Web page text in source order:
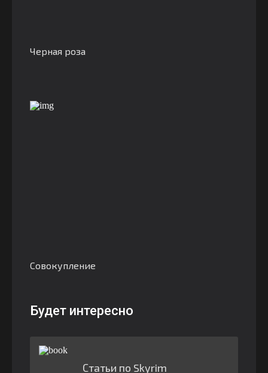
Черная роза
Совокупление
Будет интересно
Статьи по Skyrim